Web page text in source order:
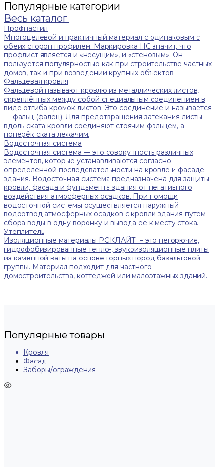
Популярные категории
Весь каталог
Профнастил
Многоцелевой и практичный материал с одинаковым с
обеих сторон профилем. Маркировка НС значит, что
профлист является и «несущим», и «стеновым». Он
пользуется популярностью как при строительстве частных
домов, так и при возведении крупных объектов
Фальцевая кровля
Фальцевой называют кровлю из металлических листов,
скреплённых между собой специальным соединением в
виде отгиба кромок листов. Это соединение и называется
— фальц (фалец). Для предотвращения затекания листы
вдоль ската кровли соединяют стоячим фальцем, а
поперёк ската лежачим.
Водосточная система
Водосточная система — это совокупность различных
элементов, которые устанавливаются согласно
определенной последовательности на кровле и фасаде
здания. Водосточная система предназначена для защиты
кровли, фасада и фундамента здания от негативного
воздействия атмосферных осадков. При помощи
водосточной системы осуществляется наружный
водоотвод атмосферных осадков с кровли здания путем
сбора воды в одну воронку и вывода её к месту стока.
Утеплитель
Изоляционные материалы РОКЛАЙТ – это негорючие,
гидрофобизированные тепло-, звукоизоляционные плиты
из каменной ваты на основе горных пород базальтовой
группы. Материал подходит для частного
домостроительства, коттеджей или малоэтажных зданий.
Популярные товары
Кровля
Фасад
Заборы/ограждения